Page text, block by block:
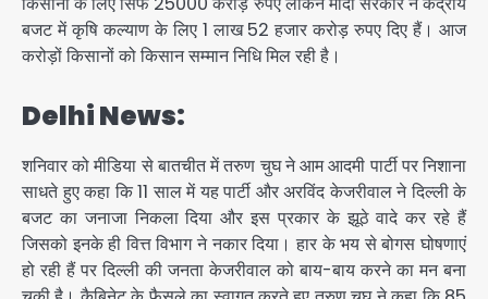
बजट में कृषि कल्याण के लिए 1 लाख 52 हजार करोड़ रुपए दिए हैं। आज
करोड़ों किसानों को किसान सम्मान निधि मिल रही है।
Delhi News:
शनिवार को मीडिया से बातचीत में तरुण चुघ ने आम आदमी पार्टी पर निशाना
साधते हुए कहा कि 11 साल में यह पार्टी और अरविंद केजरीवाल ने दिल्ली के
बजट का जनाजा निकला दिया और इस प्रकार के झूठे वादे कर रहे हैं
जिसको इनके ही वित्त विभाग ने नकार दिया। हार के भय से बोगस घोषणाएं
हो रही हैं पर दिल्ली की जनता केजरीवाल को बाय-बाय करने का मन बना